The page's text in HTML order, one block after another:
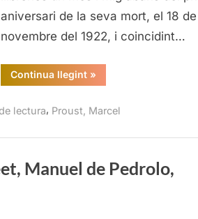
aniversari de la seva mort, el 18 de
novembre del 1922, i coincidint…
Continua llegint“Cartas
escogidas
Marcel
2022”
»
lectura, Proust, Marcel
Manuel de Pedrolo,